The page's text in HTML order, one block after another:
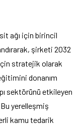
ağı için birincil
şirketi 2032
stratejik olarak
donanım
sektörünü etkileyen
yerelleşmiş
kamu tedarik